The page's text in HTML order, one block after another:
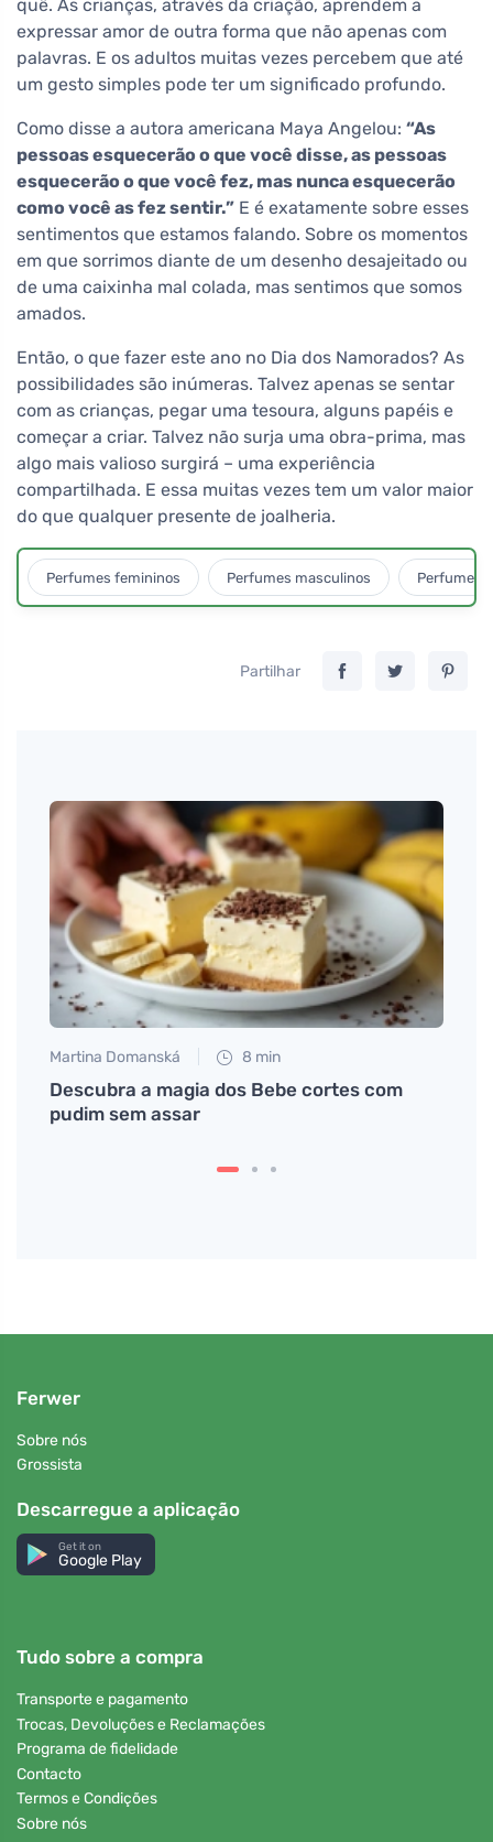
quê. As crianças, através da criação, aprendem a
expressar amor de outra forma que não apenas com
palavras. E os adultos muitas vezes percebem que até
um gesto simples pode ter um significado profundo.
Como disse a autora americana Maya Angelou: “As
pessoas esquecerão o que você disse, as pessoas
esquecerão o que você fez, mas nunca esquecerão
como você as fez sentir.” E é exatamente sobre esses
sentimentos que estamos falando. Sobre os momentos
em que sorrimos diante de um desenho desajeitado ou
de uma caixinha mal colada, mas sentimos que somos
amados.
Então, o que fazer este ano no Dia dos Namorados? As
possibilidades são inúmeras. Talvez apenas se sentar
com as crianças, pegar uma tesoura, alguns papéis e
começar a criar. Talvez não surja uma obra-prima, mas
algo mais valioso surgirá – uma experiência
compartilhada. E essa muitas vezes tem um valor maior
do que qualquer presente de joalheria.
Perfumes femininos Perfumes masculinos Perfumes
Partilhar
Martina Domanská 8 min
Descubra a magia dos Bebe cortes com
pudim sem assar
Ferwer
Sobre nós
Grossista
Descarregue a aplicação
Get it on
Google Play
Tudo sobre a compra
Transporte e pagamento
Trocas, Devoluções e Reclamações
Programa de fidelidade
Contacto
Termos e Condições
Sobre nós